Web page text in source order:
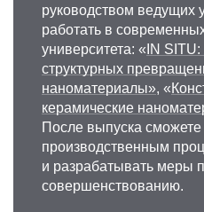
руководством ведущих
работать в
университета: « IN
структурных
наноматериалы», «
керамические
После выпуска сможете
производственным
и разрабатывать меры
совершенствованию.